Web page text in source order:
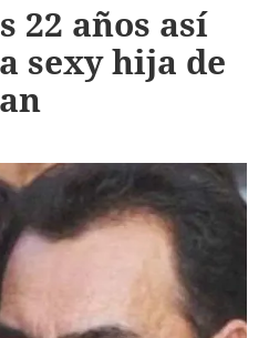
22 años así
sexy hija de